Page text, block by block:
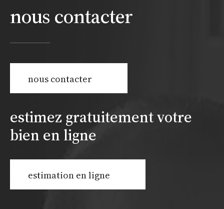
nous contacter
nous contacter
estimez gratuitement votre
bien en ligne
estimation en ligne